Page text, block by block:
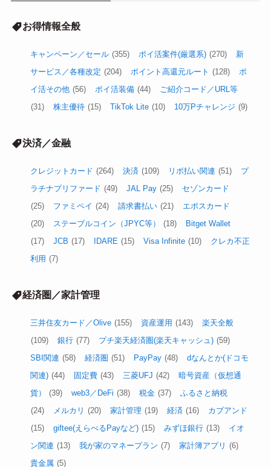
お得情報全般
キャンペーン／セール (355) ポイ活案件(厳選系) (270)
新
サービス／各種改定 (204) ポイント高還元ルート (128)
ポ
イ活その他 (56) ポイ活装備 (44)
ご紹介コード／URL等
(31)
株主優待 (15) TikTok Lite (10) 10万Pチャレンジ (9)
決済／金融
クレジットカード (264) 決済 (109) リボ払い関連 (51)
プ
ラチナプリファード (49) JAL Pay (25)
セゾンカード
(25)
ファミペイ (24) 請求書払い (21)
エポスカード
(20)
ステーブルコイン（JPYC等） (18)
Bitget Wallet
(17)
JCB (17) IDARE (15) Visa Infinite (10)
クレカ不正
利用 (7)
経済圏／家計管理
三井住友カード／Olive (155) 資産運用 (143)
楽天全般
(109)
銀行 (77) プチ楽天経済圏(楽天キャッシュ) (59)
SBI関連 (58) 経済圏 (51) PayPay (48)
dなんとか(ドコモ
関連) (44) 固定費 (43) 三菱UFJ (42)
暗号資産（仮想通
貨）
(39) web3／DeFi (38) 税金 (37)
ふるさと納税
(24)
メルカリ (20) 家計管理 (19) 経済 (16)
カブアンド
(15)
giftee(えらべるPayなど) (15) みずほ銀行 (13)
イオ
ン関連 (13) 我が家のマネープラン (7) 家計簿アプリ (6)
貴金属 (5)